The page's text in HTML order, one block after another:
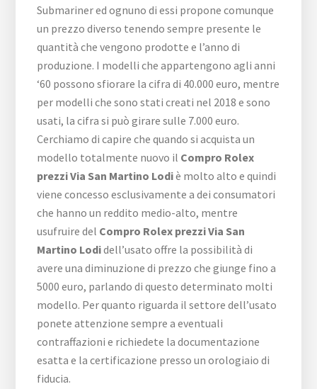
Submariner ed ognuno di essi propone comunque
un prezzo diverso tenendo sempre presente le
quantità che vengono prodotte e l’anno di
produzione. I modelli che appartengono agli anni
‘60 possono sfiorare la cifra di 40.000 euro, mentre
per modelli che sono stati creati nel 2018 e sono
usati, la cifra si può girare sulle 7.000 euro.
Cerchiamo di capire che quando si acquista un
modello totalmente nuovo il Compro Rolex
prezzi Via San Martino Lodiè molto alto e quindi
viene concesso esclusivamente a dei consumatori
che hanno un reddito medio-alto, mentre
usufruire del Compro Rolex prezzi Via San
Martino Lodidell’usato offre la possibilità di
avere una diminuzione di prezzo che giunge fino a
5000 euro, parlando di questo determinato molti
modello. Per quanto riguarda il settore dell’usato
ponete attenzione sempre a eventuali
contraffazioni e richiedete la documentazione
esatta e la certificazione presso un orologiaio di
fiducia.